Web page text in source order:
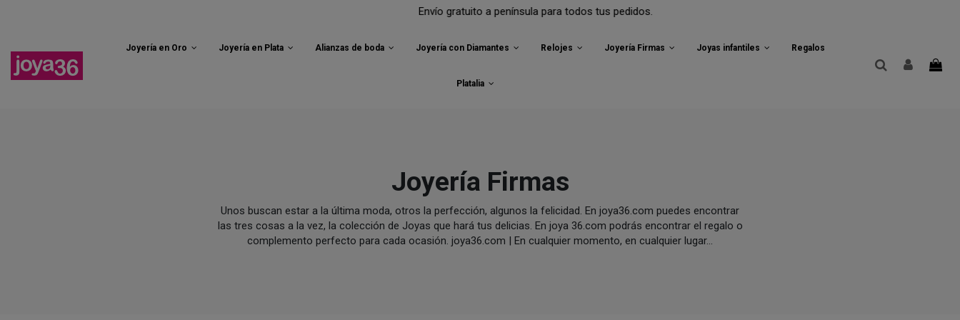
Envío gratuito a península para todos tus pedidos.
Joyería en Oro Joyería en Plata Alianzas de boda Joyería con Diamantes Relojes Joyería Firmas Joyas infantiles Regalos
Platalia
Joyería Firmas
Unos buscan estar a la última moda, otros la perfección, algunos la felicidad. En joya36.com puedes encontrar
las tres cosas a la vez, la colección de Joyas que hará tus delicias. En joya 36.com podrás encontrar el regalo o
complemento perfecto para cada ocasión. joya36.com | En cualquier momento, en cualquier lugar...